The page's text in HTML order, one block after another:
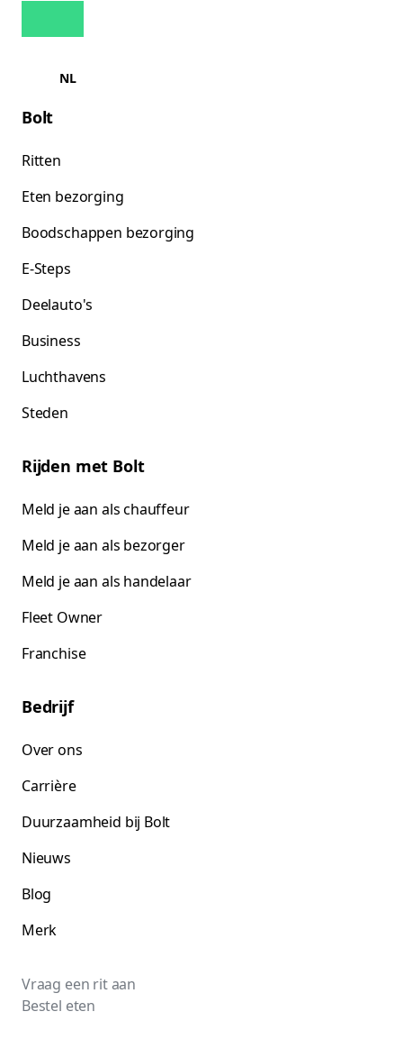
NL
Bolt
Ritten
Eten bezorging
Boodschappen bezorging
E-Steps
Deelauto's
Business
Luchthavens
Steden
Rijden met Bolt
Meld je aan als chauffeur
Meld je aan als bezorger
Meld je aan als handelaar
Fleet Owner
Franchise
Bedrijf
Over ons
Carrière
Duurzaamheid bij Bolt
Nieuws
Blog
Merk
Vraag een rit aan
Bestel eten